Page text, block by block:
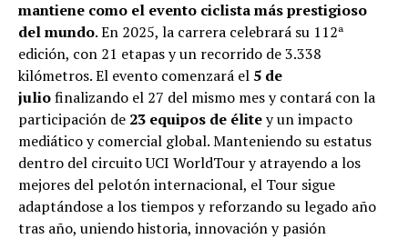
mantiene como el evento ciclista más prestigioso
del mundo. En 2025, la carrera celebrará su 112ª
edición, con 21 etapas y un recorrido de 3.338
kilómetros. El evento comenzará el 5 de
juliofinalizando el 27 del mismo mes y contará con la
participación de 23 equipos de élitey un impacto
mediático y comercial global. Manteniendo su estatus
dentro del circuito UCI WorldTour y atrayendo a los
mejores del pelotón internacional, el Tour sigue
adaptándose a los tiempos y reforzando su legado año
tras año, uniendo historia, innovación y pasión